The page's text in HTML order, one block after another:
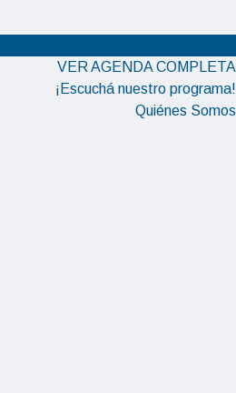
VER AGENDA COMPLETA
¡Escuchá nuestro programa!
Quiénes Somos